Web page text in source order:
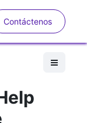
Contá​​​​​​ctenos​​​​